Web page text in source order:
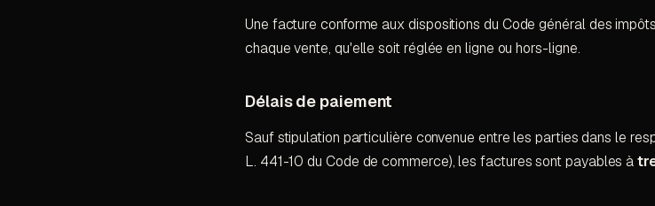
Une facture conforme aux dispositions du Code général des
chaque vente, qu'elle soit réglée en ligne ou hors-ligne.
Délais de paiement
Sauf stipulation particulière convenue entre les parties dans le
L. 441-10 du Code de commerce), les factures sont payables à